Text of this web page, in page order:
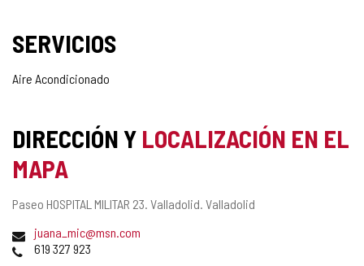
SERVICIOS
Aire Acondicionado
DIRECCIÓN Y LOCALIZACIÓN EN EL
MAPA
Dirección
Paseo HOSPITAL MILITAR 23. Valladolid. Valladolid
Dirección
de
juana_mic@msn.com
Teléfonos
619 327 923